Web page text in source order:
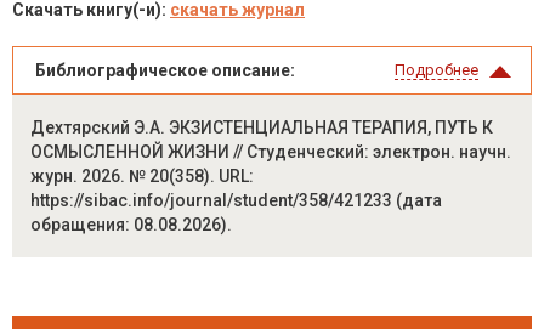
Скачать книгу(-и): скачать журнал
Библиографическое описание: Подробнее
Дехтярский Э.А. ЭКЗИСТЕНЦИАЛЬНАЯ ТЕРАПИЯ, ПУТЬ К
ОСМЫСЛЕННОЙ ЖИЗНИ // Студенческий: электрон. научн.
журн. 2026. № 20(358). URL:
https://sibac.info/journal/student/358/421233 (дата
обращения: 08.08.2026).